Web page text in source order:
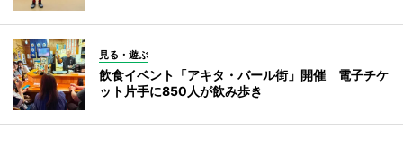
見る・遊ぶ
飲食イベント「アキタ・バール街」開催 電子チケ
ット片手に850人が飲み歩き